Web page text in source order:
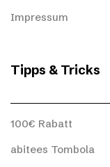
Impressum
Tipps & Tricks
100€ Rabatt
abitees Tombola